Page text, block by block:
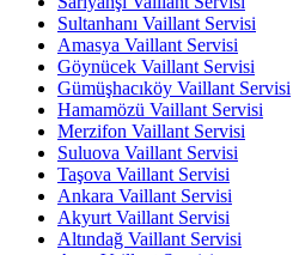
Sultanhanı Vaillant Servisi
Amasya Vaillant Servisi
Göynücek Vaillant Servisi
Gümüşhacıköy Vaillant Servisi
Hamamözü Vaillant Servisi
Merzifon Vaillant Servisi
Suluova Vaillant Servisi
Taşova Vaillant Servisi
Ankara Vaillant Servisi
Akyurt Vaillant Servisi
Altındağ Vaillant Servisi